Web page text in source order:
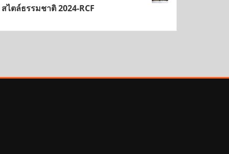
สไตล์ธรรมชาติ 2024-RCF